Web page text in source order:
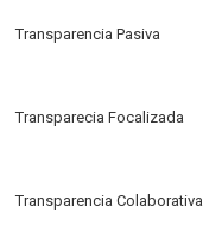
Transparencia Pasiva
Transparecia Focalizada
Transparencia Colaborativa